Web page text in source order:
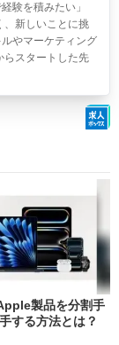
験を積みたい」
、新しいことに挑
やマーケティング
らスタートした先
製品を分割手
する方法とは？